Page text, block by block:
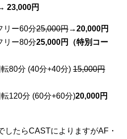
23,000円
リー60分25,000円→20,000円
リー80分25,000円（特別コー
80分 (40分+40分) 15,000円
120分 (60分+60分)20,000円
したらCASTによりますがAF・